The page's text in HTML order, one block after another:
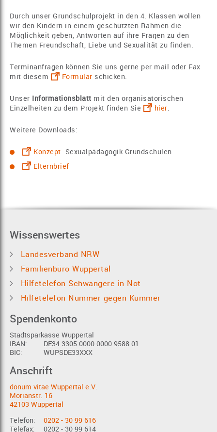
Durch unser Grundschulprojekt in den 4. Klassen wollen
wir den Kindern in einem geschützten Rahmen die
Möglichkeit geben, Antworten auf ihre Fragen zu den
Themen Freundschaft, Liebe und Sexualität zu finden.
Terminanfragen können Sie uns gerne per mail oder Fax
mit diesem
Formular schicken.
Unser Informationsblatt mit den organisatorischen
Einzelheiten zu dem Projekt finden Sie
hier.
Weitere Downloads:
Konzept Sexualpädagogik Grundschulen
Elternbrief
Wissenswertes
Landesverband NRW
Familienbüro Wuppertal
Hilfetelefon Schwangere in Not
Hilfetelefon Nummer gegen Kummer
Spendenkonto
Stadtsparkasse Wuppertal
IBAN:
DE34 3305 0000 0000 9588 01
BIC:
WUPSDE33XXX
Anschrift
donum vitae Wuppertal e.V.
Morianstr. 16
42103 Wuppertal
Telefon:
0202 - 30 99 616
Telefax:
0202 - 30 99 614